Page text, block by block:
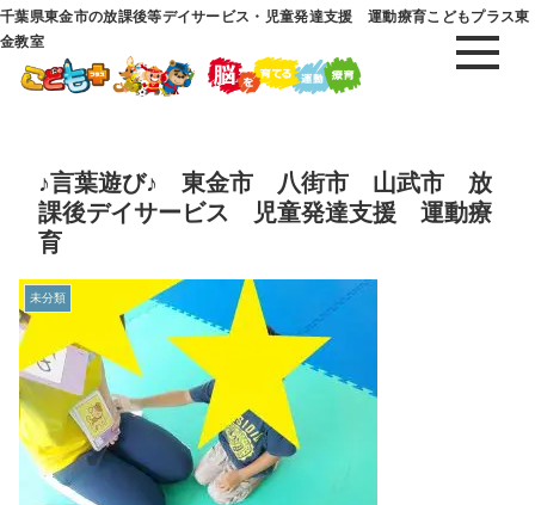
千葉県東金市の放課後等デイサービス・児童発達支援 運動療育こどもプラス東
金教室
♪言葉遊び♪ 東金市 八街市 山武市 放
課後デイサービス 児童発達支援 運動療
育
未分類